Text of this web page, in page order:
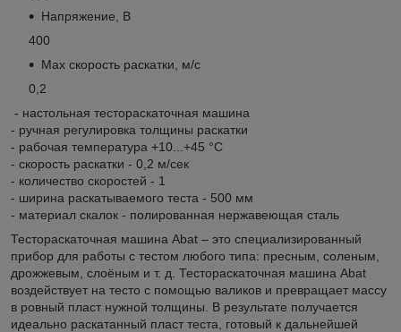
Напряжение, В
400
Max скорость раскатки, м/с
0,2
- настольная тестораскаточная машина
- ручная регулировка толщины раскатки
- рабочая температура +10...+45 °C
- скорость раскатки - 0,2 м/сек
- количество скоростей - 1
- ширина раскатываемого теста - 500 мм
- материал скалок - полированная нержавеющая сталь
Тестораскаточная машина Abat – это специализированный
прибор для работы с тестом любого типа: пресным, соленым,
дрожжевым, слоёным и т. д. Тестораскаточная машина Abat
воздействует на тесто с помощью валиков и превращает массу
в ровный пласт нужной толщины. В результате получается
идеально раскатанный пласт теста, готовый к дальнейшей